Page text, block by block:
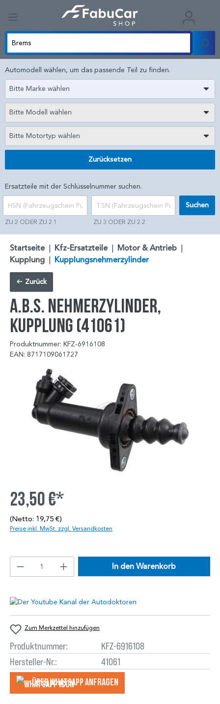
Automodell wählen, um das passende Teil zu finden.
Bitte Marke wählen
Bitte Modell wählen
Bitte Motortyp wählen
Zurücksetzen
Ersatzteile mit der Schlüsselnummer suchen.
ZU 2 ODER ZU 2.1 ZU 3 ODER ZU 2.2
Suchen
Startseite | Kfz-Ersatzteile | Motor & Antrieb |
Kupplung | Kupplungsnehmerzylinder
Zurück
A.B.S. Nehmerzylinder,
Kupplung (41061)
Produktnummer: KFZ-6916108
EAN: 8717109061727
23,50 €*
(Netto: 19,75 €)
Preise inkl. MwSt. zzgl. Versandkosten
In den Warenkorb
Zum Merkzettel hinzufügen
Produktnummer:
KFZ-6916108
Hersteller-Nr.:
41061
Über WhatsApp anfragеn